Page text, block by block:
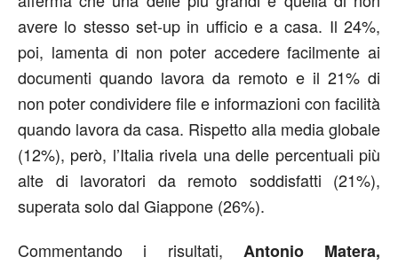
avere lo stesso set-up in ufficio e a casa. Il 24%,
poi, lamenta di non poter accedere facilmente ai
documenti quando lavora da remoto e il 21% di
non poter condividere file e informazioni con facilità
quando lavora da casa. Rispetto alla media globale
(12%), però, l’Italia rivela una delle percentuali più
alte di lavoratori da remoto soddisfatti (21%),
superata solo dal Giappone (26%).
Commentando i risultati, Antonio Matera,